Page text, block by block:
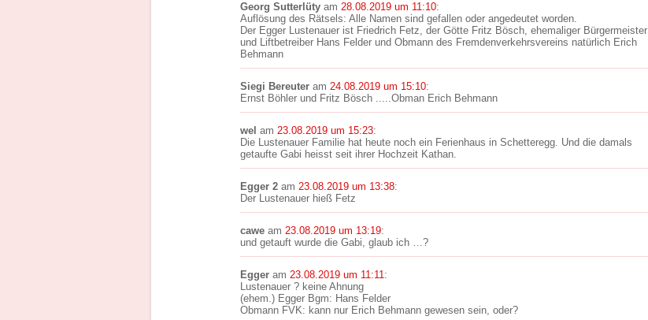
Georg Sutterlüty am 28.08.2019 um 11:10:
Auflösung des Rätsels: Alle Namen sind gefallen oder angedeutet worden.
Der Egger Lustenauer ist Friedrich Fetz, der Götte Fritz Bösch, ehemaliger Bürgermeister
und Liftbetreiber Hans Felder und Obmann des Fremdenverkehrsvereins natürlich Erich
Behmann
Siegi Bereuter am 24.08.2019 um 15:10:
Ernst Böhler und Fritz Bösch .....Obman Erich Behmann
wel am 23.08.2019 um 15:23:
Die Lustenauer Familie hat heute noch ein Ferienhaus in Schetteregg. Und die damals
getaufte Gabi heisst seit ihrer Hochzeit Kathan.
Egger 2 am 23.08.2019 um 13:38:
Der Lustenauer hieß Fetz
cawe am 23.08.2019 um 13:19:
und getauft wurde die Gabi, glaub ich …?
Egger am 23.08.2019 um 11:11:
Lustenauer ? keine Ahnung
(ehem.) Egger Bgm: Hans Felder
Obmann FVK: kann nur Erich Behmann gewesen sein, oder?